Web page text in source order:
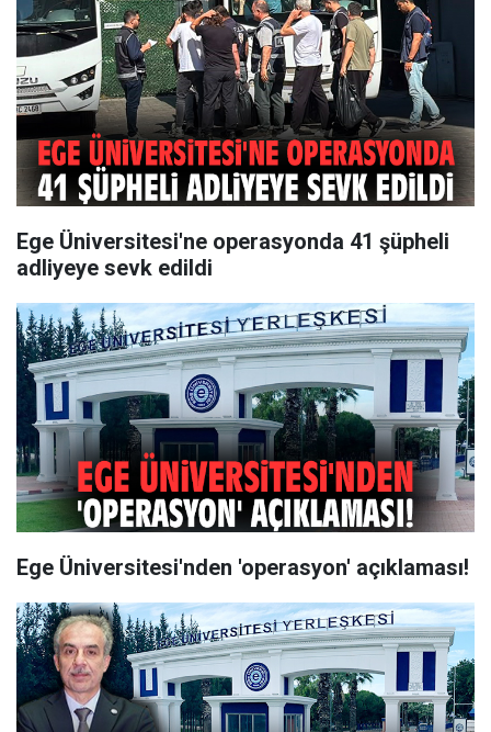
Ege Üniversitesi'ne operasyonda 41 şüpheli
adliyeye sevk edildi
Ege Üniversitesi'nden 'operasyon' açıklaması!